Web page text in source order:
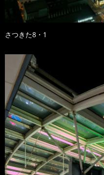
さつきた8・1